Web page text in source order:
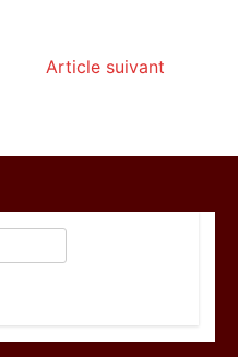
Article suivant